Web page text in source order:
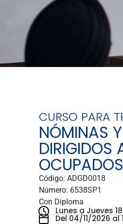
CURSO PARA
NÓMINAS
DIRIGIDOS
OCUPADOS
Código: ADGD0018
Número: 6538SP1
Con Diploma
Del 04/11/2026 al
Lunes a Jueves